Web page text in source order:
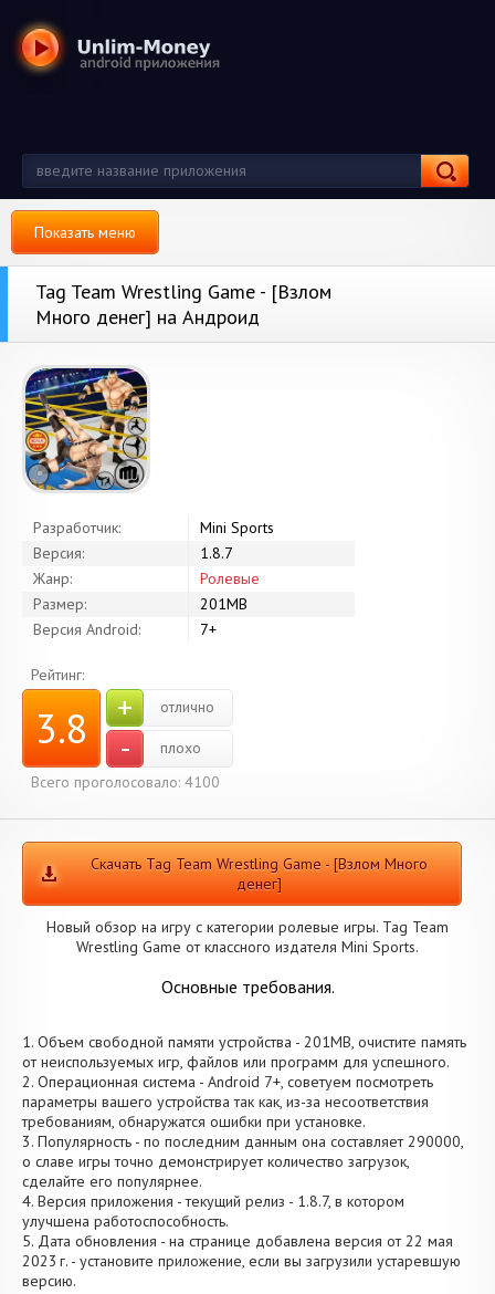
Показать меню
Tag Team Wrestling Game - [Взлом
Много денег] на Андроид
Разработчик:
Mini Sports
Версия:
1.8.7
Жанр:
Ролевые
Размер:
201MB
Версия Android:
7+
Рейтинг:
3.8 + отлично
-
плохо
Всего проголосовало: 4100
Скачать Tag Team Wrestling Game - [Взлом Много
денег]
Новый обзор на игру с категории ролевые игры. Tag Team
Wrestling Game от классного издателя Mini Sports.
Основные требования.
1. Объем свободной памяти устройства - 201MB, очистите память
от неиспользуемых игр, файлов или программ для успешного.
2. Операционная система - Android 7+, советуем посмотреть
параметры вашего устройства так как, из-за несоответствия
требованиям, обнаружатся ошибки при установке.
3. Популярность - по последним данным она составляет 290000,
о cлаве игры точно демонстрирует количество загрузок,
сделайте его популярнее.
4. Версия приложения - текущий релиз - 1.8.7, в котором
улучшена работоспособность.
5. Дата обновления - на странице добавлена версия от 22 мая
2023 г. - установите приложение, если вы загрузили устаревшую
версию.